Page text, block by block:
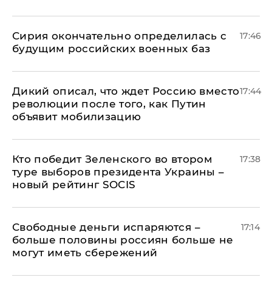
Сирия окончательно определилась с
будущим российских военных баз
17:46
Дикий описал, что ждет Россию вместо
революции после того, как Путин
объявит мобилизацию
17:44
Кто победит Зеленского во втором
туре выборов президента Украины –
новый рейтинг SOCIS
17:38
Свободные деньги испаряются –
больше половины россиян больше не
могут иметь сбережений
17:14